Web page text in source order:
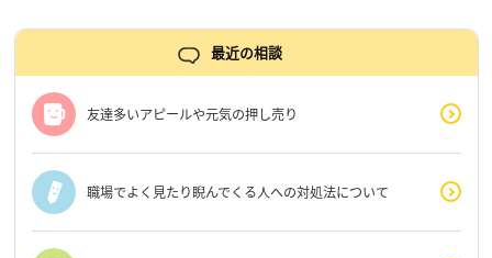
最近の相談
友達多いアピールや元気の押し売り
職場でよく見たり睨んでくる人への対処法について